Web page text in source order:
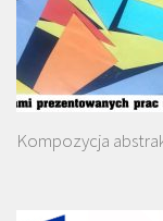
Kompozycja